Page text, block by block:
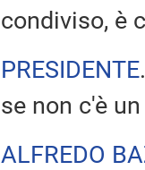
condiviso, è
PRESIDENTE
se non c'è
ALFREDO